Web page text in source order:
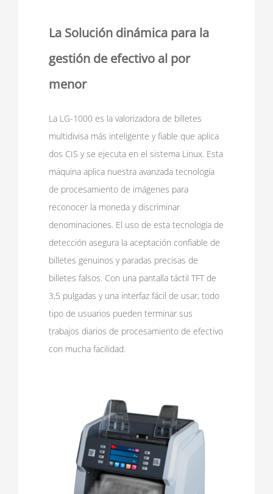
La Solución dinámica para la
gestión de efectivo al por
menor
La LG-1000 es la valorizadora de billetes
multidivisa más inteligente y fiable que aplica
dos CIS y se ejecuta en el sistema Linux. Esta
máquina aplica nuestra avanzada tecnología
de procesamiento de imágenes para
reconocer la moneda y discriminar
denominaciones. El uso de esta tecnología de
detección asegura la aceptación confiable de
billetes genuinos y paradas precisas de
billetes falsos. Con una pantalla táctil TFT de
3,5 pulgadas y una interfaz fácil de usar, todo
tipo de usuarios pueden terminar sus
trabajos diarios de procesamiento de efectivo
con mucha facilidad.